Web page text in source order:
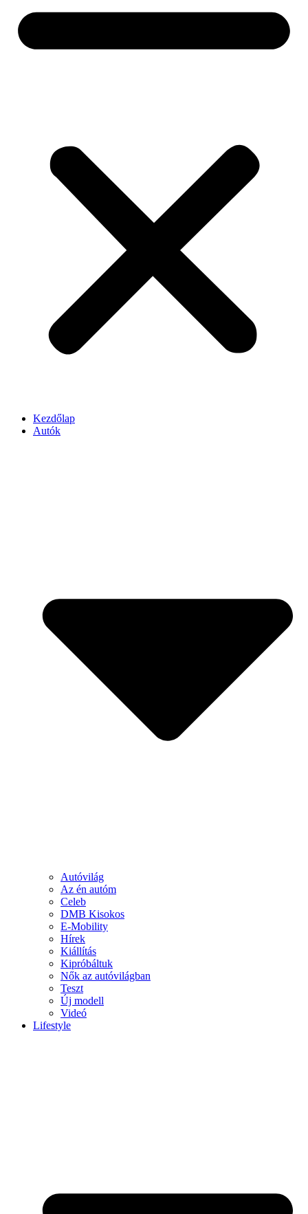
Kezdőlap
Autók
Autóvilág
Az én autóm
Celeb
DMB Kisokos
E-Mobility
Hírek
Kiállítás
Kipróbáltuk
Nők az autóvilágban
Teszt
Új modell
Videó
Lifestyle